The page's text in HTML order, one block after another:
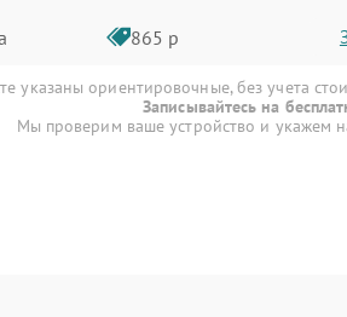
865 р
указаны ориентировочные, без учета
Записывайтесь на
Мы проверим ваше устройство и укажем